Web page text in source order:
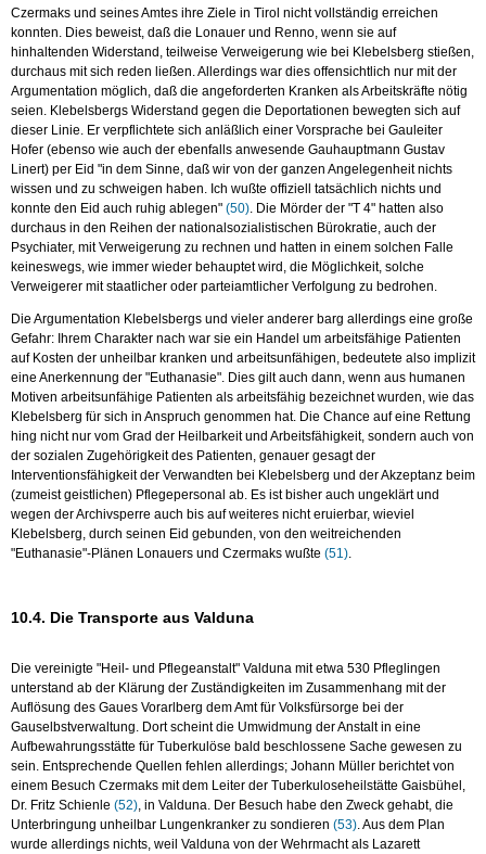
Czermaks und seines Amtes ihre Ziele in Tirol nicht vollständig erreichen
konnten. Dies beweist, daß die Lonauer und Renno, wenn sie auf
hinhaltenden Widerstand, teilweise Verweigerung wie bei Klebelsberg stießen,
durchaus mit sich reden ließen. Allerdings war dies offensichtlich nur mit der
Argumentation möglich, daß die angeforderten Kranken als Arbeitskräfte nötig
seien. Klebelsbergs Widerstand gegen die Deportationen bewegten sich auf
dieser Linie. Er verpflichtete sich anläßlich einer Vorsprache bei Gauleiter
Hofer (ebenso wie auch der ebenfalls anwesende Gauhauptmann Gustav
Linert) per Eid "in dem Sinne, daß wir von der ganzen Angelegenheit nichts
wissen und zu schweigen haben. Ich wußte offiziell tatsächlich nichts und
konnte den Eid auch ruhig ablegen" (50). Die Mörder der "T 4" hatten also
durchaus in den Reihen der nationalsozialistischen Bürokratie, auch der
Psychiater, mit Verweigerung zu rechnen und hatten in einem solchen Falle
keineswegs, wie immer wieder behauptet wird, die Möglichkeit, solche
Verweigerer mit staatlicher oder parteiamtlicher Verfolgung zu bedrohen.
Die Argumentation Klebelsbergs und vieler anderer barg allerdings eine große
Gefahr: Ihrem Charakter nach war sie ein Handel um arbeitsfähige Patienten
auf Kosten der unheilbar kranken und arbeitsunfähigen, bedeutete also implizit
eine Anerkennung der "Euthanasie". Dies gilt auch dann, wenn aus humanen
Motiven arbeitsunfähige Patienten als arbeitsfähig bezeichnet wurden, wie das
Klebelsberg für sich in Anspruch genommen hat. Die Chance auf eine Rettung
hing nicht nur vom Grad der Heilbarkeit und Arbeitsfähigkeit, sondern auch von
der sozialen Zugehörigkeit des Patienten, genauer gesagt der
Interventionsfähigkeit der Verwandten bei Klebelsberg und der Akzeptanz beim
(zumeist geistlichen) Pflegepersonal ab. Es ist bisher auch ungeklärt und
wegen der Archivsperre auch bis auf weiteres nicht eruierbar, wieviel
Klebelsberg, durch seinen Eid gebunden, von den weitreichenden
"Euthanasie"-Plänen Lonauers und Czermaks wußte (51).
10.4. Die Transporte aus Valduna
Die vereinigte "Heil- und Pflegeanstalt" Valduna mit etwa 530 Pfleglingen
unterstand ab der Klärung der Zuständigkeiten im Zusammenhang mit der
Auflösung des Gaues Vorarlberg dem Amt für Volksfürsorge bei der
Gauselbstverwaltung. Dort scheint die Umwidmung der Anstalt in eine
Aufbewahrungsstätte für Tuberkulöse bald beschlossene Sache gewesen zu
sein. Entsprechende Quellen fehlen allerdings; Johann Müller berichtet von
einem Besuch Czermaks mit dem Leiter der Tuberkuloseheilstätte Gaisbühel,
Dr. Fritz Schienle (52), in Valduna. Der Besuch habe den Zweck gehabt, die
Unterbringung unheilbar Lungenkranker zu sondieren (53). Aus dem Plan
wurde allerdings nichts, weil Valduna von der Wehrmacht als Lazarett